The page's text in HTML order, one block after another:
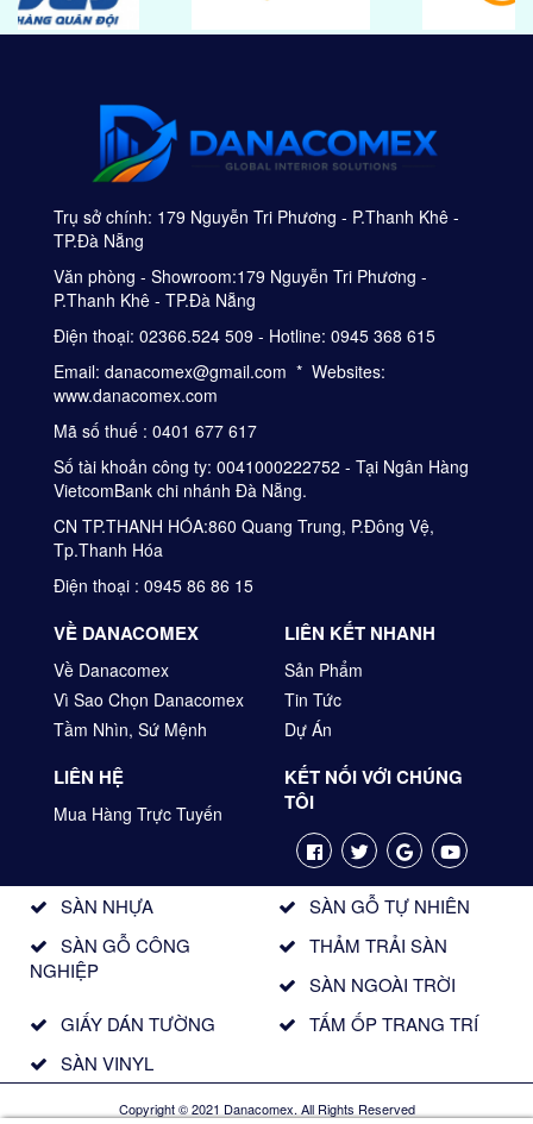
Trụ sở chính: 179 Nguyễn Tri Phương - P.Thanh Khê -
TP.Đà Nẵng
Văn phòng - Showroom:179 Nguyễn Tri Phương -
P.Thanh Khê - TP.Đà Nẵng
Điện thoại: 02366.524 509 - Hotline: 0945 368 615
Email: danacomex@gmail.com * Websites:
www.danacomex.com
Mã số thuế : 0401 677 617
Số tài khoản công ty: 0041000222752 - Tại Ngân Hàng
VietcomBank chi nhánh Đà Nẵng.
CN TP.THANH HÓA:860 Quang Trung, P.Đông Vệ,
Tp.Thanh Hóa
Điện thoại : 0945 86 86 15
VỀ DANACOMEX
Về Danacomex
Vì Sao Chọn Danacomex
Tầm Nhìn, Sứ Mệnh
LIÊN HỆ
Mua Hàng Trực Tuyến
LIÊN KẾT NHANH
Sản Phẩm
Tin Tức
Dự Án
KẾT NỐI VỚI CHÚNG
TÔI
SÀN NHỰA
SÀN GỖ TỰ NHIÊN
SÀN GỖ CÔNG
NGHIỆP
THẢM TRẢI SÀN
SÀN NGOÀI TRỜI
GIẤY DÁN TƯỜNG
TẤM ỐP TRANG TRÍ
SÀN VINYL
Copyright © 2021 Danacomex. All Rights Reserved